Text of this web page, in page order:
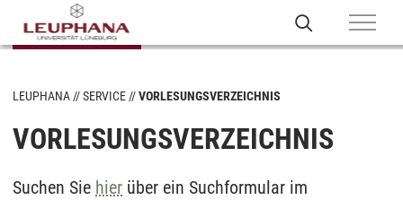
LEUPHANA SERVICE VORLESUNGSVERZEICHNIS
VORLESUNGSVERZEICHNIS
Suchen Sie hier über ein Suchformular im